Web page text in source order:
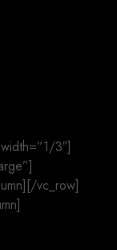
3″]
vc_row]